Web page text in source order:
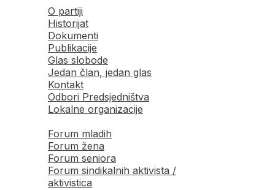
O partiji
Historijat
Dokumenti
Publikacije
Glas slobode
Jedan član, jedan glas
Kontakt
Odbori Predsjedništva
Lokalne organizacije
Forum mladih
Forum žena
Forum seniora
Forum sindikalnih aktivista /
aktivistica